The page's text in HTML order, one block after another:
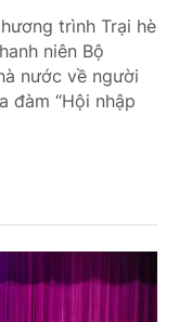
trình Trại hè
niên Bộ
nước về người
đàm “Hội nhập